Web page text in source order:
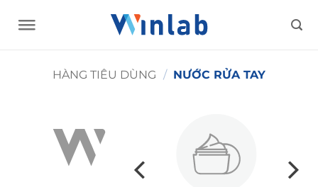
HÀNG TIÊU DÙNG / NƯỚC RỬA TAY